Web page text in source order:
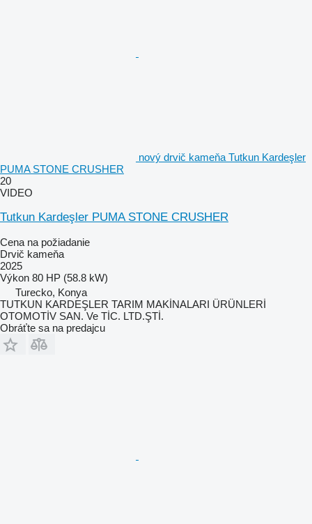
nový drvič kameňa Tutkun Kardeşler
PUMA STONE CRUSHER
20
VIDEO
Tutkun Kardeşler PUMA STONE CRUSHER
Cena na požiadanie
Drvič kameňa
2025
Výkon 80 HP (58.8 kW)
Turecko, Konya
TUTKUN KARDEŞLER TARIM MAKİNALARI ÜRÜNLERİ
OTOMOTİV SAN. Ve TİC. LTD.ŞTİ.
Obráťte sa na predajcu